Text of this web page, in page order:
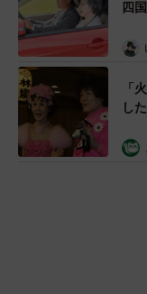
四
憩
「
し
ン